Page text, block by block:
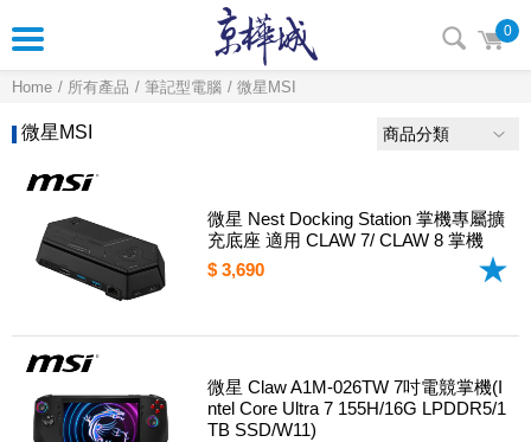
0
Home 所有產品 筆記型電腦 微星MSI
微星MSI 商品分類
微星 Nest Docking Station 掌機專屬擴
充底座 適用 CLAW 7/ CLAW 8 掌機
$ 3,690
微星 Claw A1M-026TW 7吋電競掌機(I
ntel Core Ultra 7 155H/16G LPDDR5/1
TB SSD/W11)